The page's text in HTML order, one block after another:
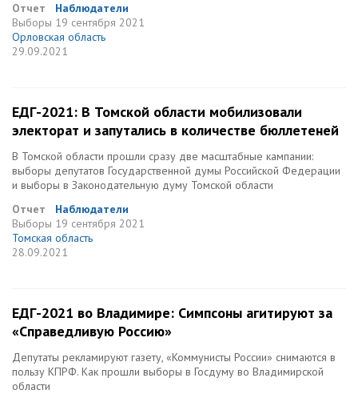
Отчет
Наблюдатели
Выборы 19 сентября 2021
Орловская область
29.09.2021
ЕДГ-2021: В Томской области мобилизовали
электорат и запутались в количестве бюллетеней
В Томской области прошли сразу две масштабные кампании:
выборы депутатов Государственной думы Российской Федерации
и выборы в Законодательную думу Томской области
Отчет
Наблюдатели
Выборы 19 сентября 2021
Томская область
28.09.2021
ЕДГ-2021 во Владимире: Симпсоны агитируют за
«Справедливую Россию»
Депутаты рекламируют газету, «Коммунисты России» снимаются в
пользу КПРФ. Как прошли выборы в Госдуму во Владимирской
области